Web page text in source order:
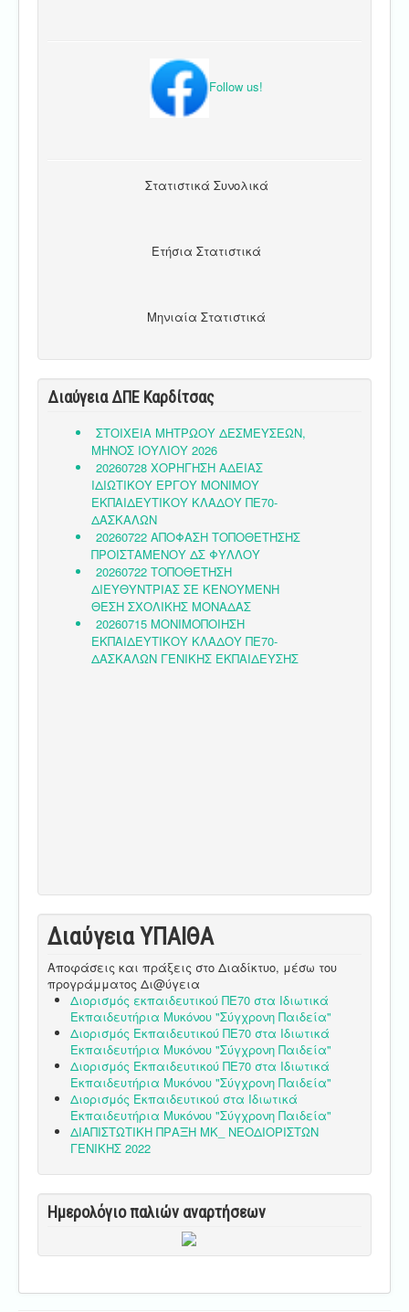
Follow us!
Στατιστικά Συνολικά
Ετήσια Στατιστικά
Μηνιαία Στατιστικά
Διαύγεια ΔΠΕ Καρδίτσας
Διαύγεια ΥΠΑΙΘA
Αποφάσεις και πράξεις στο Διαδίκτυο, μέσω του
προγράμματος Δι@ύγεια
Διορισμός εκπαιδευτικού ΠΕ70 στα Ιδιωτικά
Εκπαιδευτήρια Μυκόνου "Σύγχρονη Παιδεία"
Διορισμός Εκπαιδευτικού ΠΕ70 στα Ιδιωτικά
Εκπαιδευτήρια Μυκόνου "Σύγχρονη Παιδεία"
Διορισμός Εκπαιδευτικού ΠΕ70 στα Ιδιωτικά
Εκπαιδευτήρια Μυκόνου "Σύγχρονη Παιδεία"
Διορισμός Εκπαιδευτικού στα Ιδιωτικά
Εκπαιδευτήρια Μυκόνου "Σύγχρονη Παιδεία"
ΔΙΑΠΙΣΤΩΤΙΚΗ ΠΡΑΞΗ ΜΚ_ ΝΕΟΔΙΟΡΙΣΤΩΝ
ΓΕΝΙΚΗΣ 2022
Ημερολόγιο παλιών αναρτήσεων